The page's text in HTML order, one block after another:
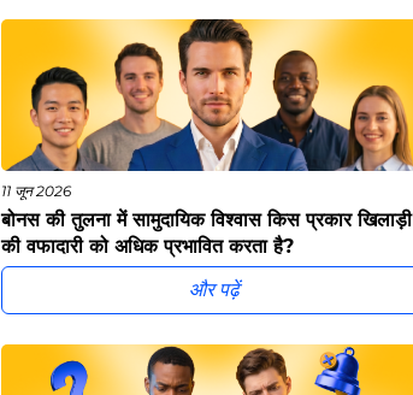
11 जून 2026
बोनस की तुलना में सामुदायिक विश्वास किस प्रकार खिलाड़ी
की वफादारी को अधिक प्रभावित करता है?
और पढ़ें